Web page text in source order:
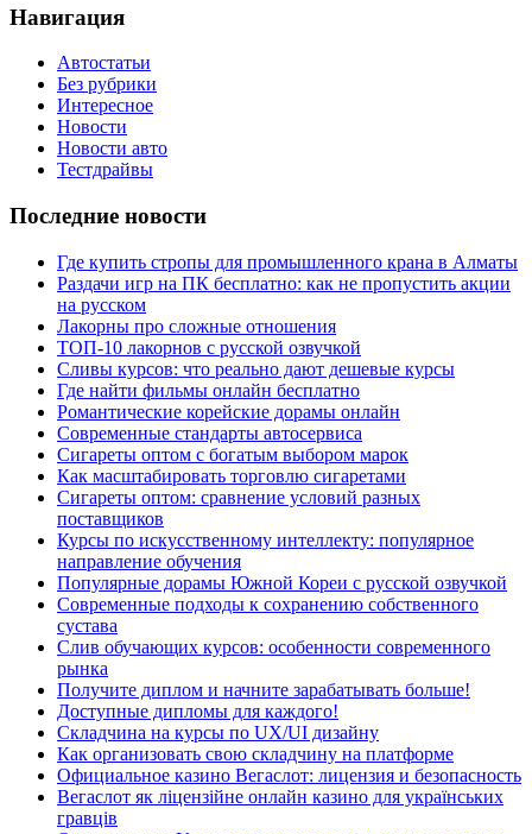
Навигация
Автостатьи
Без рубрики
Интересное
Новости
Новости авто
Тестдрайвы
Последние новости
Где купить стропы для промышленного крана в Алматы
Раздачи игр на ПК бесплатно: как не пропустить акции
на русском
Лакорны про сложные отношения
ТОП-10 лакорнов с русской озвучкой
Сливы курсов: что реально дают дешевые курсы
Где найти фильмы онлайн бесплатно
Романтические корейские дорамы онлайн
Современные стандарты автосервиса
Сигареты оптом с богатым выбором марок
Как масштабировать торговлю сигаретами
Сигареты оптом: сравнение условий разных
поставщиков
Курсы по искусственному интеллекту: популярное
направление обучения
Популярные дорамы Южной Кореи с русской озвучкой
Современные подходы к сохранению собственного
сустава
Слив обучающих курсов: особенности современного
рынка
Получите диплом и начните зарабатывать больше!
Доступные дипломы для каждого!
Складчина на курсы по UX/UI дизайну
Как организовать свою складчину на платформе
Официальное казино Вегаслот: лицензия и безопасность
Вегаслот як ліцензійне онлайн казино для українських
гравців